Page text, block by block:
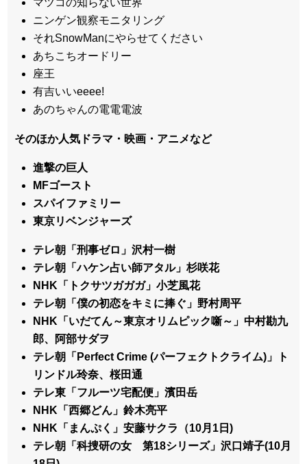
マツコの知らない世界
ニンゲン観察モニタリング
それSnowManにやらせてください
あちこちオードリー
座王
有吉いいeeee!
あのちゃんの電電電波
そのほか人気ドラマ・映画・アニメなど
進撃の巨人
MFゴースト
スパイファミリー
東京リベンジャーズ
テレ朝「刑事ゼロ」沢村一樹
テレ朝「ハケン占い師アタル」杉咲花
NHK「トクサツガガガ」小芝風花
テレ朝「僕の初恋をキミに捧ぐ」野村周平
NHK「いだてん～東京オリムピック噺～」中村勘九
郎、阿部サダヲ
テレ朝「Perfect Crime (パーフェクトクライム)」ト
リンドル玲奈、桜田通
テレ東「フルーツ宅配便」濱田岳
NHK「西郷どん」鈴木亮平
NHK「まんぷく」安藤サクラ（10月1日)
テレ朝「科捜研の女 第18シリーズ」沢口靖子(10月